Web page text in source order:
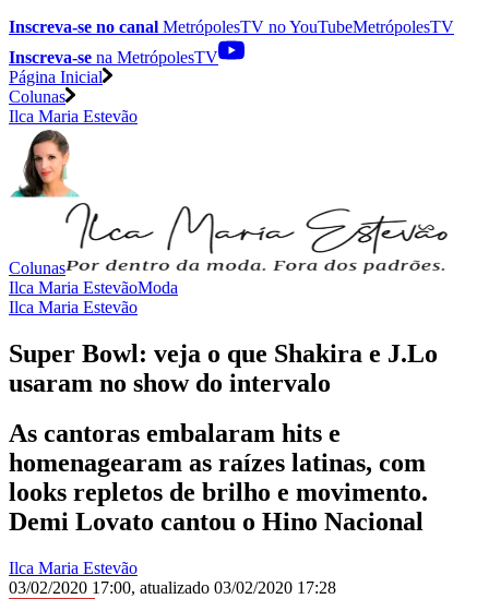
Inscreva-se no canal MetrópolesTV noYouTubeMetrópolesTV
Inscreva-se na MetrópolesTV
Página Inicial
Colunas
Ilca Maria Estevão
Colunas
Ilca Maria EstevãoModa
Ilca Maria Estevão
Super Bowl: veja o que Shakira e J.Lo
usaram no show do intervalo
As cantoras embalaram hits e
homenagearam as raízes latinas, com
looks repletos de brilho e movimento.
Demi Lovato cantou o Hino Nacional
Ilca Maria Estevão
03/02/2020 17:00, atualizado 03/02/2020 17:28